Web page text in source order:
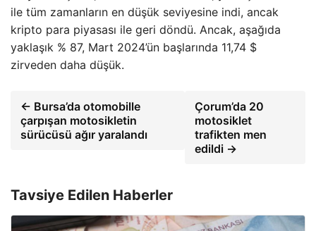
ile tüm zamanların en düşük seviyesine indi, ancak
kripto para piyasası ile geri döndü. Ancak, aşağıda
yaklaşık % 87, Mart 2024’ün başlarında 11,74 $
zirveden daha düşük.
← Bursa’da otomobille
çarpışan motosikletin
sürücüsü ağır yaralandı
Çorum’da 20
motosiklet
trafikten men
edildi →
Tavsiye Edilen Haberler